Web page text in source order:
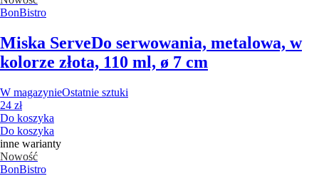
BonBistro
Miska ServeDo serwowania, metalowa, w
kolorze złota, 110 ml, ø 7 cm
W magazynieOstatnie sztuki
24 zł
Do koszyka
Do koszyka
inne warianty
Nowość
BonBistro